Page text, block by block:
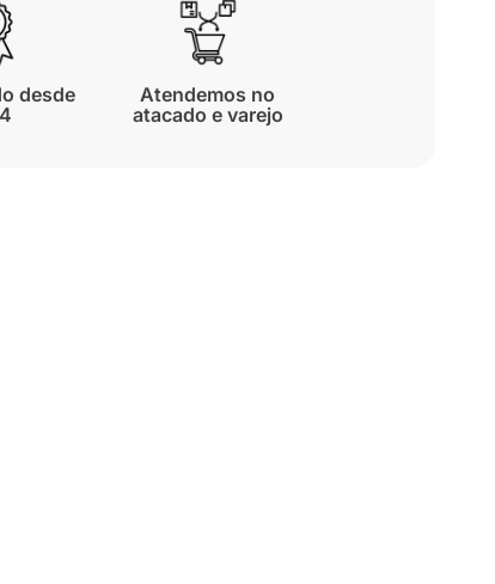
desde
Atendemos no
atacado e varejo